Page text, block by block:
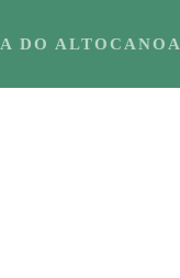
DO ALTOCANOA